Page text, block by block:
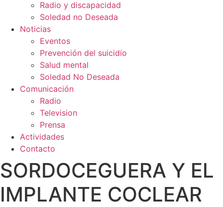
Radio y discapacidad
Soledad no Deseada
Noticias
Eventos
Prevención del suicidio
Salud mental
Soledad No Deseada
Comunicación
Radio
Television
Prensa
Actividades
Contacto
SORDOCEGUERA Y EL
IMPLANTE COCLEAR